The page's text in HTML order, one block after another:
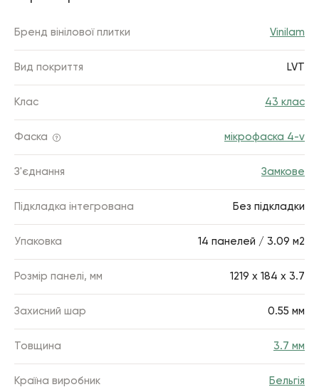
Бренд вінілової плитки Vinilam
Вид покриття LVT
Клас 43 клас
Фаска мікрофаска 4-v
З'єднання Замкове
Підкладка інтегрована Без підкладки
Упаковка 14 панелей / 3.09 м2
Розмір панелі, мм 1219 х 184 x 3.7
Захисний шар 0.55 мм
Товщина 3.7 мм
Країна виробник Бельгія